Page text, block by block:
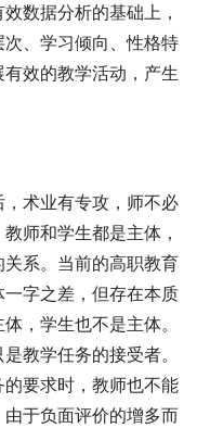
数据分析的基础上，
、学习倾向、性格特
效的教学活动，产生
术业有专攻，师不必
师和学生都是主体，
系。当前的高职教育
字之差，但存在本质
，学生也不是主体。
教学任务的接受者。
要求时，教师也不能
于负面评价的增多而